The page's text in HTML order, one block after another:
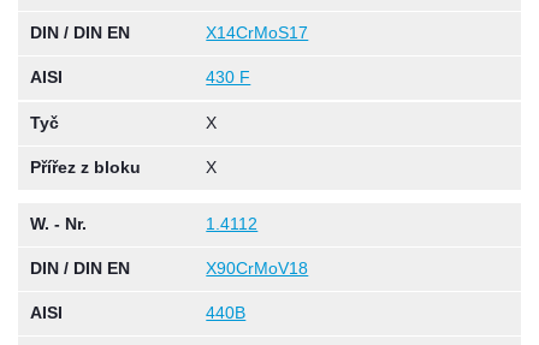
DIN / DIN EN X14CrMoS17
AISI 430 F
Tyč X
Přířez z bloku X
W. - Nr. 1.4112
DIN / DIN EN X90CrMoV18
AISI 440B